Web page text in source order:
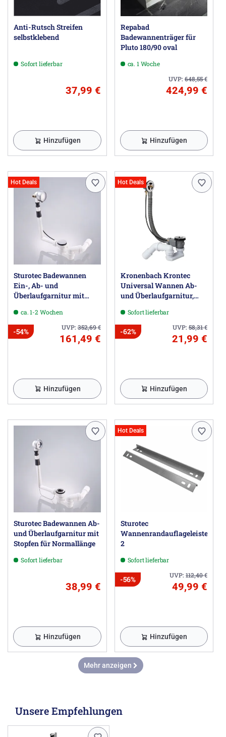
Anti-Rutsch Streifen
selbstklebend
Sofort lieferbar
37,99 €
Hinzufügen
Repabad
Badewannenträger für
Pluto 180/90 oval
ca. 1 Woche
UVP:648,55€
424,99 €
Hinzufügen
Hot Deals
Sturotec Badewannen
Ein-, Ab- und
Überlaufgarnitur mit
ca. 1-2 Wochen
UVP:352,69€
-54%
161,49 €
Hinzufügen
Hot Deals
Kronenbach Krontec
Universal Wannen Ab-
und Überlaufgarnitur,
Sofort lieferbar
UVP:58,31€
-62%
21,99 €
Hinzufügen
Sturotec Badewannen Ab-
und Überlaufgarnitur mit
Stopfen für Normallänge
Sofort lieferbar
38,99 €
Hinzufügen
Hot Deals
Sturotec
Wannenrandauflageleisten
2
Sofort lieferbar
UVP:112,40€
-56%
49,99 €
Hinzufügen
Mehr anzeigen
Unsere Empfehlungen